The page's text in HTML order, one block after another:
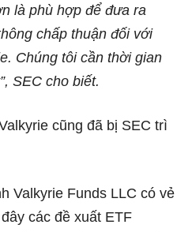
là phù hợp để đưa ra
chấp thuận đối với
Chúng tôi cần thời gian
SEC cho biết.
cũng đã bị SEC trì
Valkyrie Funds LLC có vẻ
các đề xuất ETF